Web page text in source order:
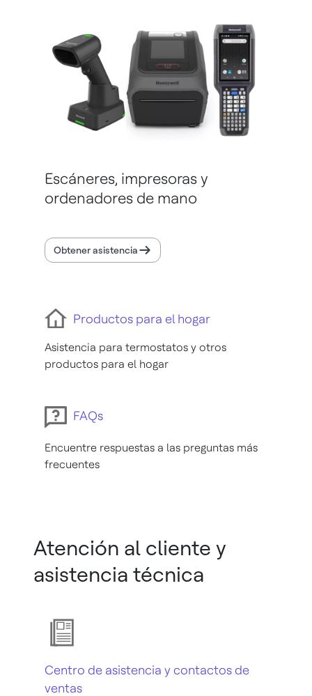
Escáneres, impresoras y
ordenadores de mano
Obtener asistencia
Productos para el hogar
Asistencia para termostatos y otros
productos para el hogar
FAQs
Encuentre respuestas a las preguntas más
frecuentes
Atención al cliente y
asistencia técnica
Centro de asistencia y contactos de
ventas